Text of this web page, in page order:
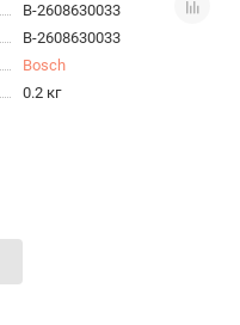
B-2608630033
B-2608630033
Bosch
0.2 кг